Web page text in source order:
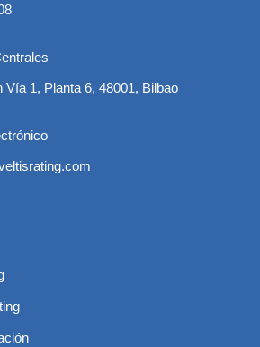
Vía 1, Planta 6, 48001, Bilbao